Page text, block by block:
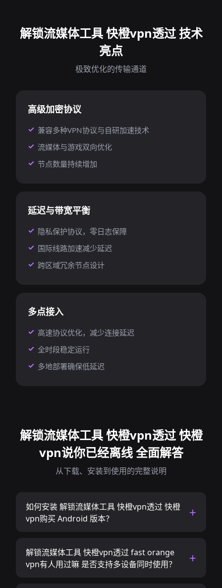
解锁流媒体工具 快橙vpn透过 技术
亮点
极致优化的传输通道
高级加密协议
兼容多种VPN协议与自研加速技术
流媒体与游戏双向优化
节点数量持续增加
延迟与带宽平衡
隐私保护协议，零日志保障
国际线路加速减少延迟
跨区域冗余节点设计
多点接入
高速协议优化，减少连接延迟
全时段稳定运行
多地部署确保低延迟
解锁流媒体工具 快橙vpn透过 快橙
vpn说你已经离线 全面解答
从下载、安装到使用的完整说明
如何安装 解锁流媒体工具 快橙vpn透过 快橙
vpn购买 Android 版本？
解锁流媒体工具 快橙vpn透过 fast orange
vpn有人用过嘛 是否支持多设备同时使用？